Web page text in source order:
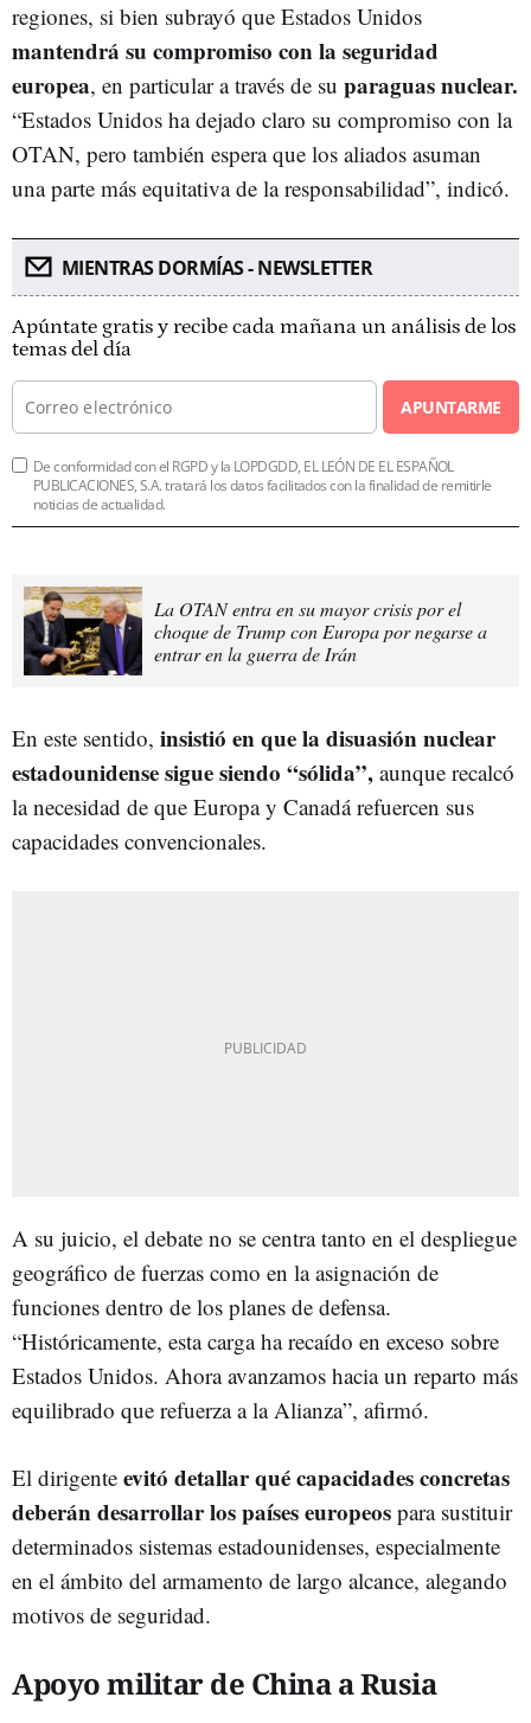
regiones, si bien subrayó que Estados Unidos
mantendrá su compromiso con la seguridad
europea, en particular a través de su paraguas nuclear.
“Estados Unidos ha dejado claro su compromiso con la
OTAN, pero también espera que los aliados asuman
una parte más equitativa de la responsabilidad”, indicó.
MIENTRAS DORMÍAS - NEWSLETTER
Apúntate gratis y recibe cada mañana un análisis de los
temas del día
APUNTARME
De conformidad con el RGPD y la LOPDGDD, EL LEÓN DE EL ESPAÑOL
PUBLICACIONES, S.A. tratará los datos facilitados con la finalidad de remitirle
noticias de actualidad.
La OTAN entra en su mayor crisis por el
choque de Trump con Europa por negarse a
entrar en la guerra de Irán
En este sentido, insistió en que la disuasión nuclear
estadounidense sigue siendo “sólida”, aunque recalcó
la necesidad de que Europa y Canadá refuercen sus
capacidades convencionales.
A su juicio, el debate no se centra tanto en el despliegue
geográfico de fuerzas como en la asignación de
funciones dentro de los planes de defensa.
“Históricamente, esta carga ha recaído en exceso sobre
Estados Unidos. Ahora avanzamos hacia un reparto más
equilibrado que refuerza a la Alianza”, afirmó.
El dirigente evitó detallar qué capacidades concretas
deberán desarrollar los países europeos para sustituir
determinados sistemas estadounidenses, especialmente
en el ámbito del armamento de largo alcance, alegando
motivos de seguridad.
Apoyo militar de China a Rusia